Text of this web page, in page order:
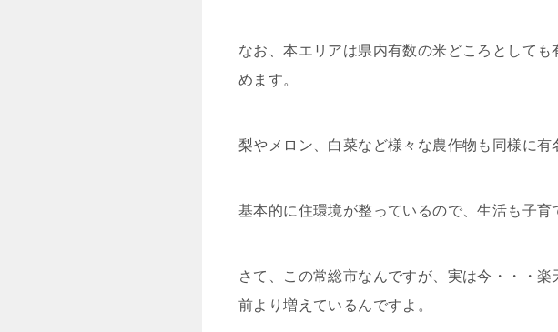
なお、本エリアは県内有数の米どころとして
めます。
梨やメロン、白菜など様々な農作物も同様に有
基本的に住環境が整っているので、生活も子
さて、この常総市なんですが、実は今・・・
前より増えているんですよ。